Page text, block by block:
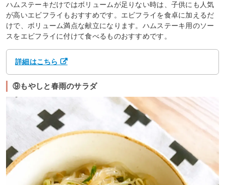
ハムステーキだけではボリュームが足りない時は、子供にも人気
が高いエビフライもおすすめです。エビフライを食卓に加えるだ
けで、ボリューム満点な献立になります。ハムステーキ用のソー
スをエビフライに付けて食べるものおすすめです。
詳細はこちら
⑨もやしと春雨のサラダ